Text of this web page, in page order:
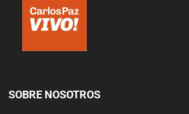
SOBRE NOSOTROS